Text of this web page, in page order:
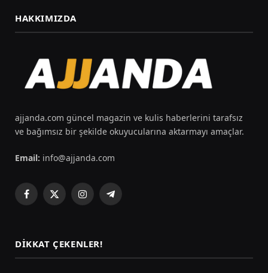
HAKKIMIZDA
ajjanda.com güncel magazin ve kulis haberlerini tarafsız
ve bağımsız bir şekilde okuyucularına aktarmayı amaçlar.
Email: info@ajjanda.com
Facebook
X
InstagramTelegram
DIKKAT ÇEKENLER!